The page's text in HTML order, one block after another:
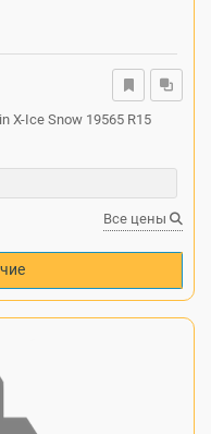
Ice Snow 19565 R15
Все цены